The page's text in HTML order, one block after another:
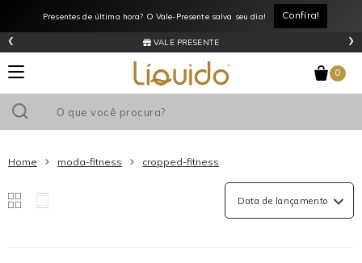
Moda
Fitness
Cropped
Presentes de última hora? O Vale-Presente salva seu dia! Confira!
VALE PRESENTE
‹ ›
0
Home moda-fitness cropped-fitness